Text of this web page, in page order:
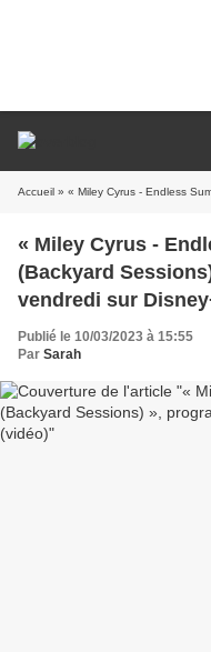
Accueil » « Miley Cyrus - Endless Summer Vacation
« Miley Cyrus -
(Backyard
vendredi sur
Publié le 10/03/2023 à 15:55
Par Sarah